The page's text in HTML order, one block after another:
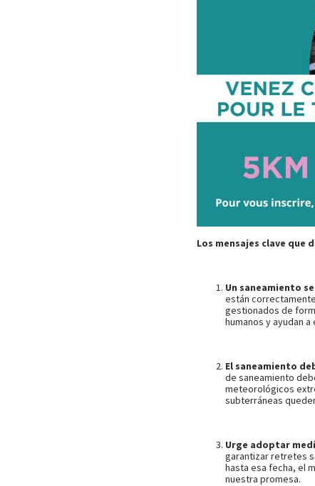
Los mensajes clave que
Un saneamiento
están
gestionados de
humanos y ayudan
El saneamiento
de saneamiento
meteorológicos
subterráneas
Urge adoptar
garantizar retretes
hasta esa fecha, el
nuestra promesa.